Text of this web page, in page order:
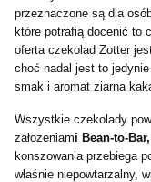
przeznaczone są dla
które potrafią docenić to
oferta czekolad Zotter
choć nadal jest to
smak i aromat ziarna
Wszystkie czekolady
założeniami Bean-to-Bar,
konszowania przebiega
właśnie niepowtarzalny,